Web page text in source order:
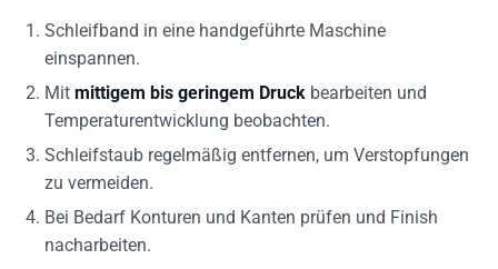
Schleifband in eine handgeführte Maschine
einspannen.
Mit mittigem bis geringem Druck bearbeiten und
Temperaturentwicklung beobachten.
Schleifstaub regelmäßig entfernen, um Verstopfungen
zu vermeiden.
Bei Bedarf Konturen und Kanten prüfen und Finish
nacharbeiten.